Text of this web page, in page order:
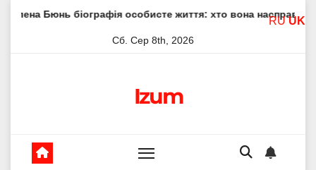
особисте життя: хто вона насправді Елена
Сб. Сер 8th, 2026
Izum
RU UK